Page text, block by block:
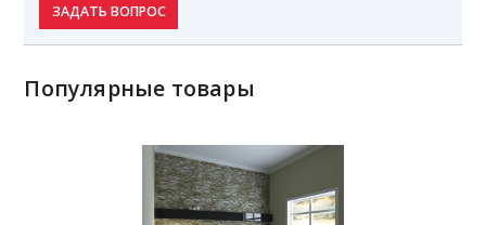
ЗАДАТЬ ВОПРОС
Популярные товары